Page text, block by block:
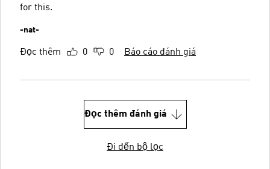
for this.
-nat-
Đọc thêm 0 0 Báo cáo đánh giá
Đọc thêm đánh giá
Đi đến bộ lọc